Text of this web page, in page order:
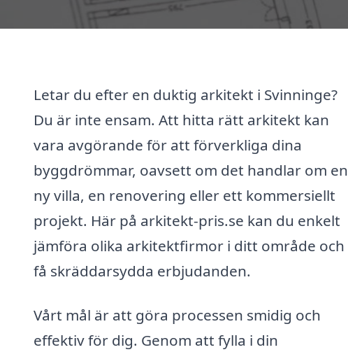
Letar du efter en duktig arkitekt i Svinninge?
Du är inte ensam. Att hitta rätt arkitekt kan
vara avgörande för att förverkliga dina
byggdrömmar, oavsett om det handlar om en
ny villa, en renovering eller ett kommersiellt
projekt. Här på arkitekt-pris.se kan du enkelt
jämföra olika arkitektfirmor i ditt område och
få skräddarsydda erbjudanden.
Vårt mål är att göra processen smidig och
effektiv för dig. Genom att fylla i din